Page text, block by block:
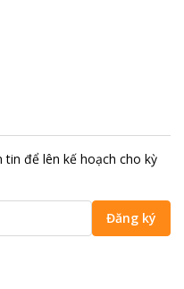
tin để lên kế hoạch cho kỳ
Đăng ký